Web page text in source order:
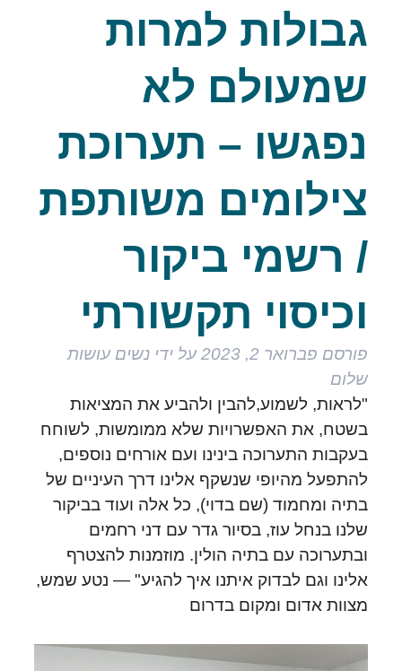
גבולות למרות
שמעולם לא
נפגשו – תערוכת
צילומים משותפת
/ רשמי ביקור
וכיסוי תקשורתי
פורסם פברואר 2, 2023 על ידי נשים עושות
שלום
"לראות, לשמוע,להבין ולהביע את המציאות
בשטח, את האפשרויות שלא ממומשות, לשוחח
בעקבות התערוכה בינינו ועם אורחים נוספים,
להתפעל מהיופי שנשקף אלינו דרך העיניים של
בתיה ומחמוד (שם בדוי), כל אלה ועוד בביקור
שלנו בנחל עוז, בסיור גדר עם דני רחמים
ובתערוכה עם בתיה הולין. מוזמנות להצטרף
אלינו וגם לבדוק איתנו איך להגיע" — נטע שמש,
מצוות אדום ומקום בדרום